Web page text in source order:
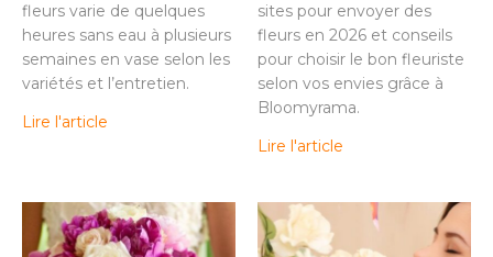
fleurs varie de quelques
heures sans eau à plusieurs
semaines en vase selon les
variétés et l’entretien.
Lire l'article
sites pour envoyer des
fleurs en 2026 et conseils
pour choisir le bon fleuriste
selon vos envies grâce à
Bloomyrama.
Lire l'article